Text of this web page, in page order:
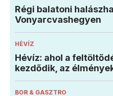
Régi balatoni
Vonyarcvashegyen
HÉVÍZ
Hévíz: ahol a
kezdődik, az
BOR & GASZTRO